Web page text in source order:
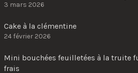
3 mars 2026
Cake à la clémentine
24 février 2026
Mini bouchées feuilletées à la truite
frais